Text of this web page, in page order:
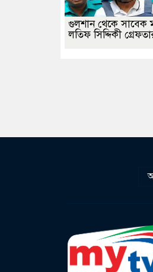
গুলশান থেকে সাবেক
লতিফ সিদ্দিকী